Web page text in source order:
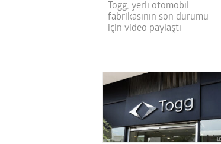
Togg, yerli otomobil
fabrikasının son durumu
için video paylaştı